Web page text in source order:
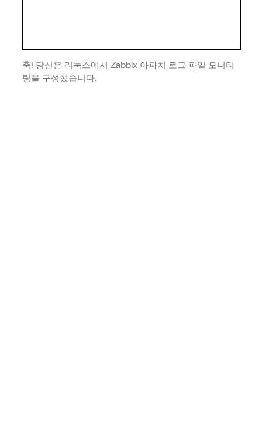
축! 당신은 리눅스에서 Zabbix 아파치 로그 파일 모니터
링을 구성했습니다.